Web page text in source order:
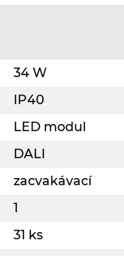
34 W
IP40
LED modul
DALI
zacvakávací
1
31 ks